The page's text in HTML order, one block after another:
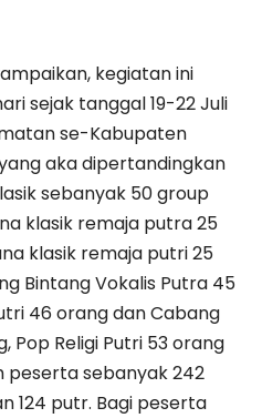
kegiatan ini
sejak tanggal 19-22 Juli
se-Kabupaten
aka dipertandingkan
sebanyak 50 group
klasik remaja putra 25
klasik remaja putri 25
Bintang Vokalis Putra 45
46 orang dan Cabang
Pop Religi Putri 53 orang
peserta sebanyak 242
124 putr. Bagi peserta